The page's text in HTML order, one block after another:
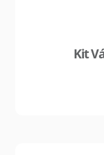
Kit